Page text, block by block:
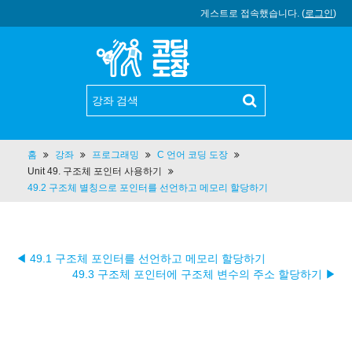
게스트로 접속했습니다. (로그인)
홈 강좌 프로그래밍
C 언어 코딩 도장
Unit 49. 구조체 포인터 사용하기
49.2 구조체 별칭으로 포인터를 선언하고 메모리 할당하기
◀ 49.1 구조체 포인터를 선언하고 메모리 할당하기
49.3 구조체 포인터에 구조체 변수의 주소 할당하기 ▶︎